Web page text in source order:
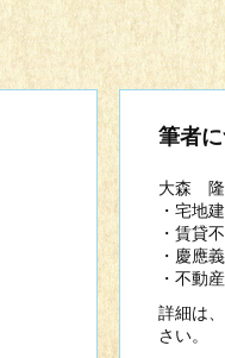
筆者
大森 隆
・宅地
・賃貸
・慶應
・不動
詳細は、
さい。